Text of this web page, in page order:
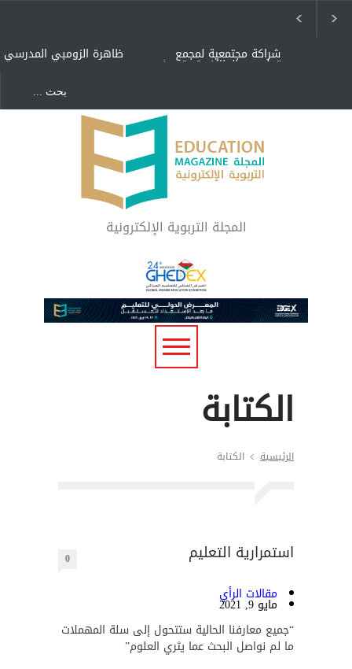
ظاهرة الزومبي المدرسي شراكة مجتمعية لمجمع
تعليمي بالطائف تستهدف
"كنت أنضرب ومافيني إلا
العافية" هل هذا مبرر
لاستمرار أسلوب التربية
المتوارث؟
لماذا تعد برامج توعية الأطفال
بخصوصية الجسد وقاية لا
فضول؟
المجلة التربوية الإلكترونية
الكتابة
الرئيسية الكتابة
استمرارية التعليم 0
مقالات الرأي
مايو 9, 2021
“جميع معارفنا الحالية ستتحول إلى سلة المهملات
ما لم نواصل البحث عما يثري العلوم”